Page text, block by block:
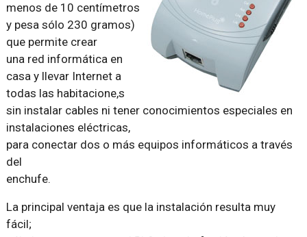
menos de 10 centímetros
y pesa sólo 230 gramos)
que permite crear
una red informática en
casa y llevar Internet a
todas las habitacione,s
sin instalar cables ni tener conocimientos especiales en
instalaciones eléctricas,
para conectar dos o más equipos informáticos a través
del
enchufe.
La principal ventaja es que la instalación resulta muy
fácil;